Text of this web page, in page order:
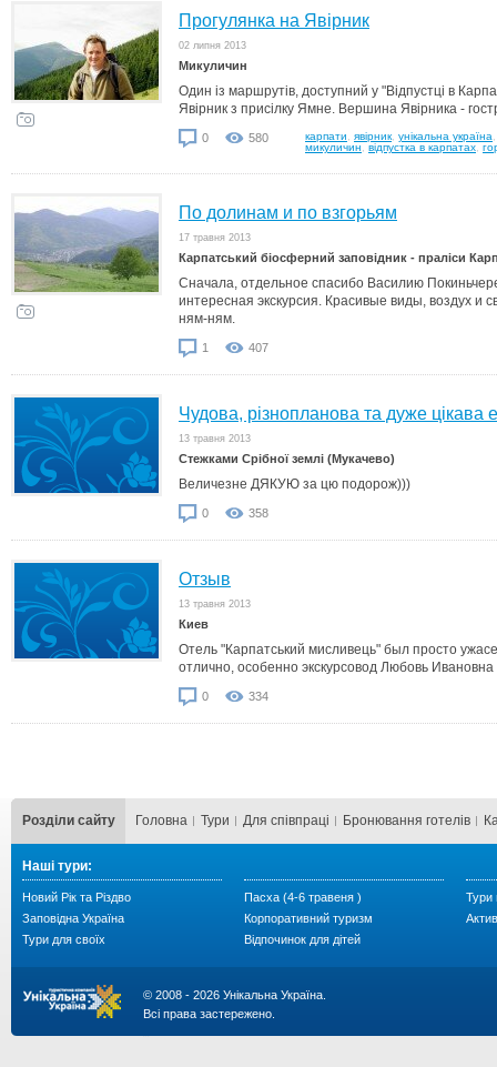
Прогулянка на Явірник
02 липня 2013
Микуличин
Один із маршрутів, доступний у "Відпустці в
Явірник з присілку Ямне. Вершина Явірника -
0 580 карпати явірник унікальна україна
микуличин
відпустка в карпатах
По долинам и по взгорьям
17 травня 2013
Карпатський біосферний заповідник - праліси
Сначала, отдельное спасибо Василию
интересная экскурсия. Красивые виды, воздух и
ням-ням.
1 407
Чудова, різнопланова та дуже цікава
13 травня 2013
Стежками Срібної землі (Мукачево)
Величезне ДЯКУЮ за цю подорож)))
0 358
Отзыв
13 травня 2013
Киев
Отель "Карпатський мисливець" был просто
отлично, особенно экскурсовод Любовь Ивановна
0 334
Розділи сайту Головна Тури Для cпівпраці Бронювання готелів
Наші тури:
Новий Рік та Різдво
Заповідна Україна
Тури для своїх
Пасха (4-6 травеня )
Корпоративний туризм
Відпочинок для дітей
Тури
© 2008 - 2026 Унікальна Україна.
Всі права застережено.